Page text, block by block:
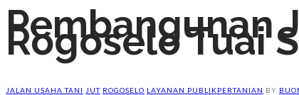
Pembangunan
Rogoselo Tuai
JALAN USAHA TANI JUT ROGOSELO LAYANAN PUBLIKPERTANIAN BY